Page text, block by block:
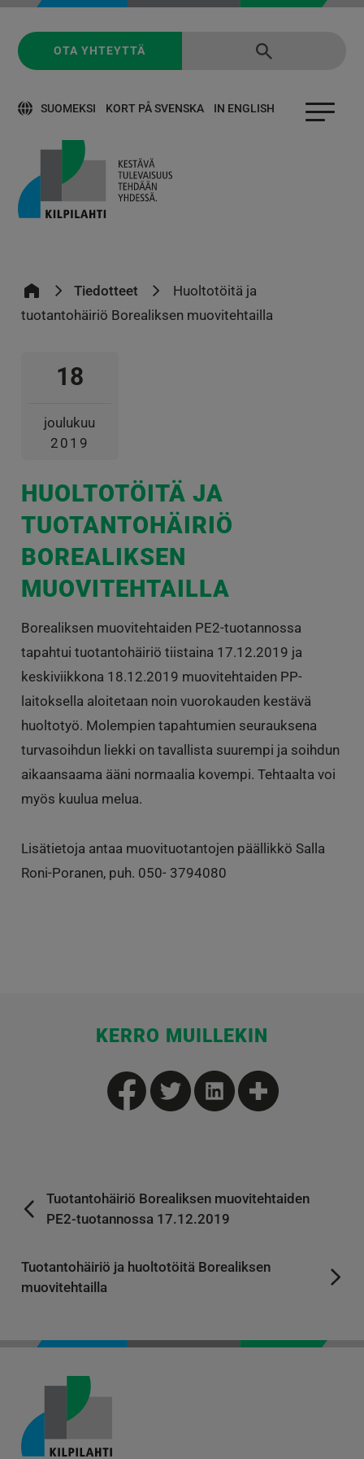
SUOMEKSI KORT PÅ SVENSKA IN ENGLISH
OTA YHTEYTTÄ
Tiedotteet
Huoltotöitä ja
tuotantohäiriö Borealiksen muovitehtailla
18
joulukuu
2019
HUOLTOTÖITÄ JA
TUOTANTOHÄIRIÖ
BOREALIKSEN
MUOVITEHTAILLA
Borealiksen muovitehtaiden PE2-tuotannossa
tapahtui tuotantohäiriö tiistaina 17.12.2019 ja
keskiviikkona 18.12.2019 muovitehtaiden PP-
laitoksella aloitetaan noin vuorokauden kestävä
huoltotyö. Molempien tapahtumien seurauksena
turvasoihdun liekki on tavallista suurempi ja soihdun
aikaansaama ääni normaalia kovempi. Tehtaalta voi
myös kuulua melua.
Lisätietoja antaa muovituotantojen päällikkö Salla
Roni-Poranen, puh. 050- 3794080
KERRO MUILLEKIN
Tuotantohäiriö Borealiksen muovitehtaiden
PE2-tuotannossa 17.12.2019
Tuotantohäiriö ja huoltotöitä Borealiksen
muovitehtailla